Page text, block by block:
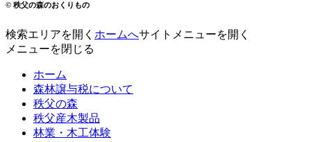
© 秩父の森のおくりもの
検索エリアを開く ホームへサイトメニューを開く
メニューを閉じる
ホーム
森林譲与税について
秩父の森
秩父産木製品
林業・木工体験